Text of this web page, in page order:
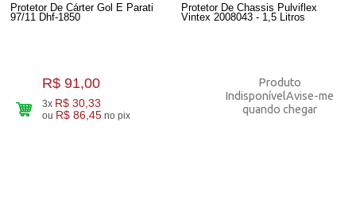
Protetor De Cárter Gol E Parati
97/11 Dhf-1850
R$ 91,00
3x R$ 30,33
ou R$ 86,45 no pix
Protetor De Chassis Pulviflex
Vintex 2008043 - 1,5 Litros
Produto
IndisponívelAvise-me
quando chegar